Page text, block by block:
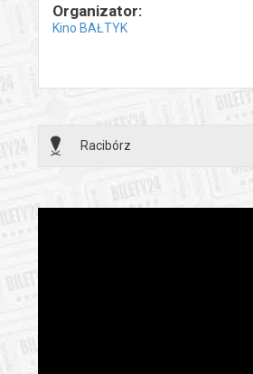
Organizator:
Kino BAŁTYK
Racibórz